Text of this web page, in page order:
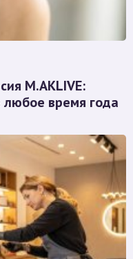
M.AKLIVE:
любое время года